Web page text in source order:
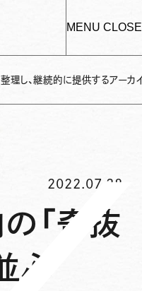
MENU CLOSE
に提供するアーカイブサイトです
2022.07.28
「奇抜
ぶ